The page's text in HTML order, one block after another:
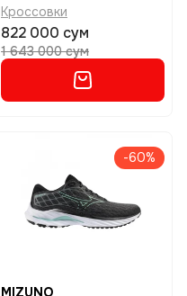
Кроссовки
822 000 сум
1 643 000 сум
-60%
MIZUNO